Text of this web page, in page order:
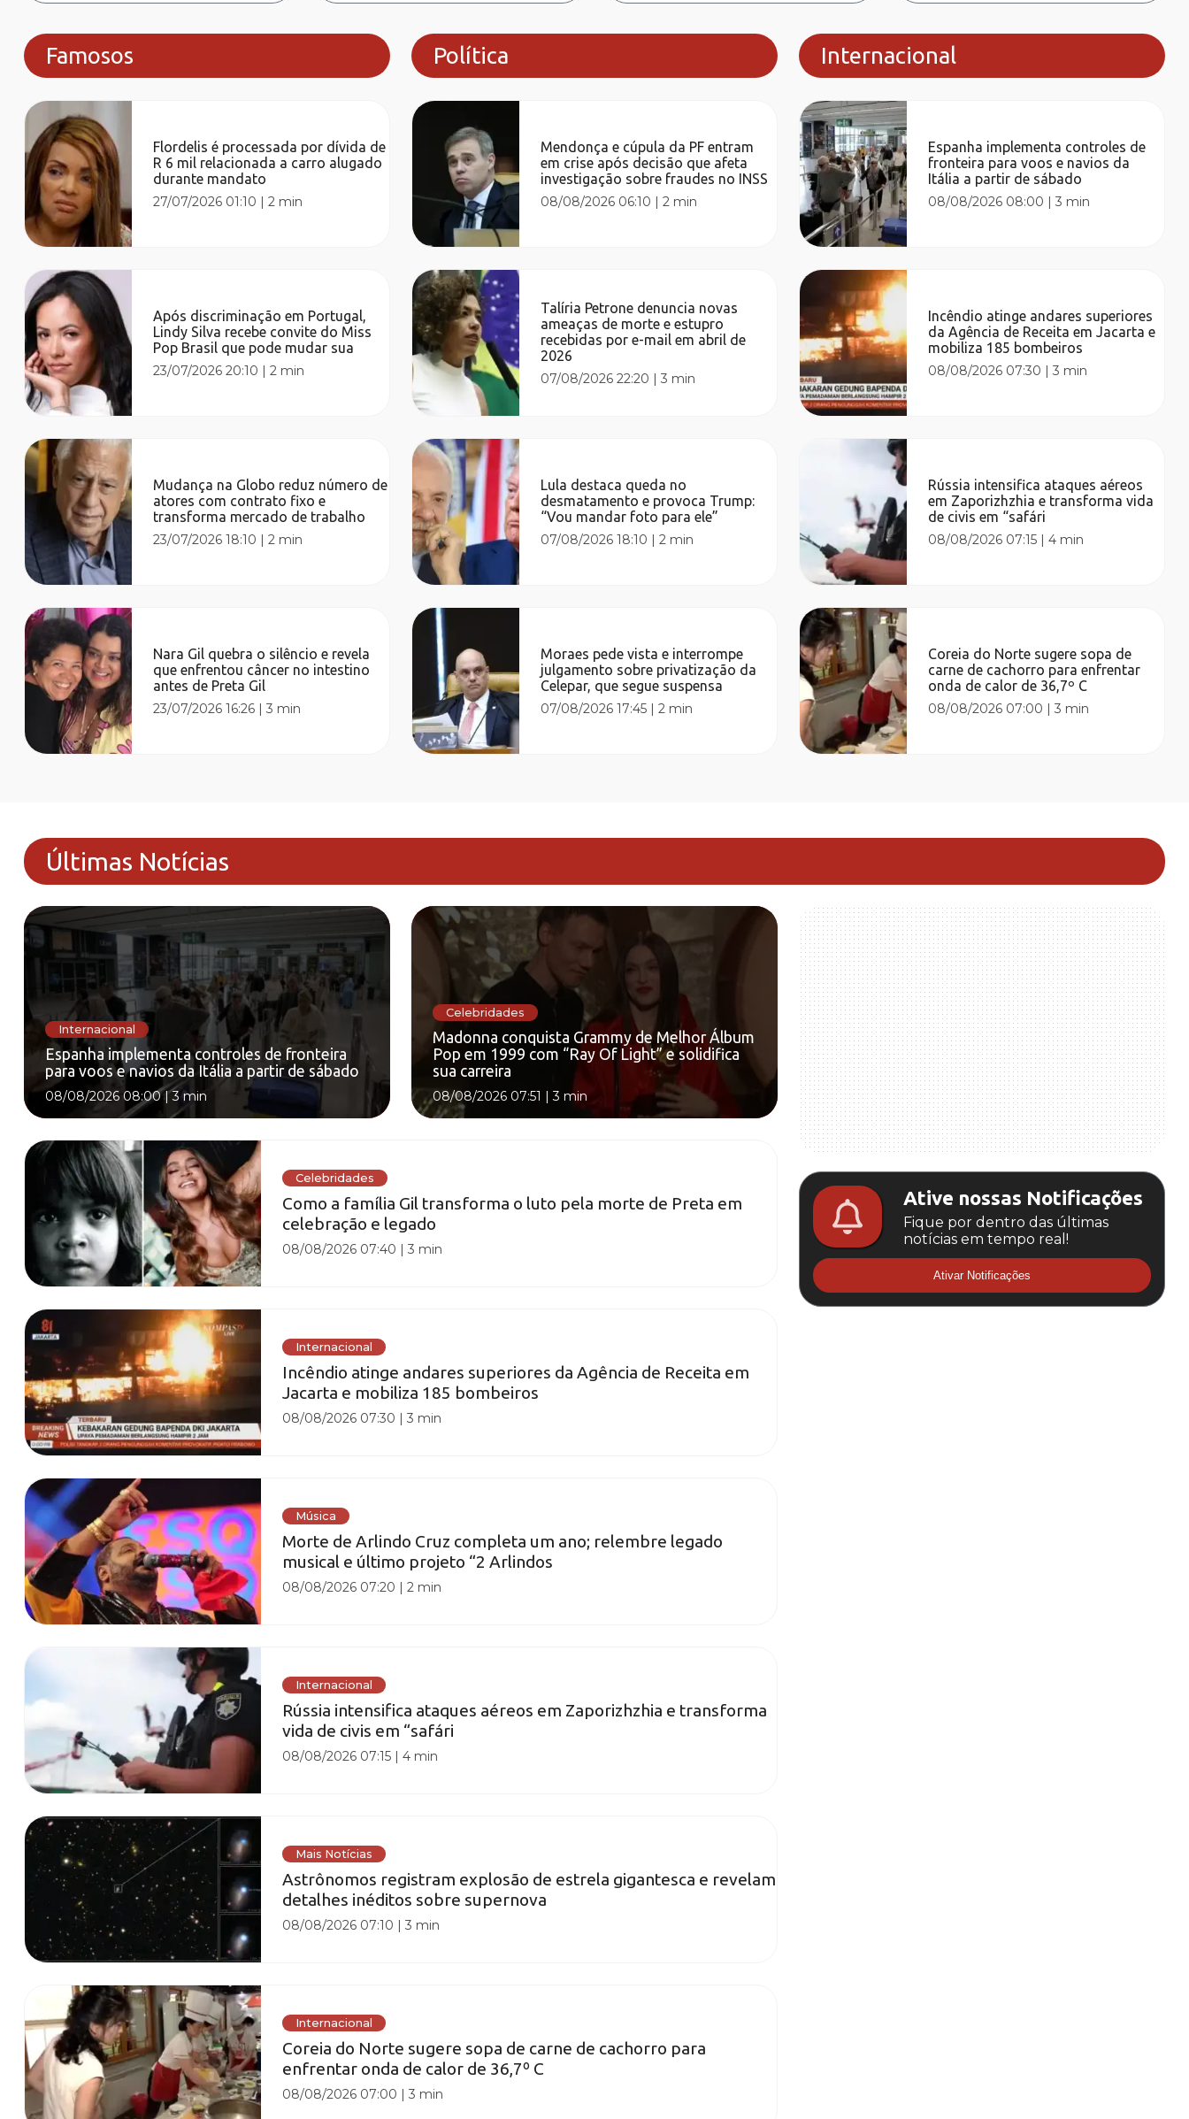
Famosos
Flordelis é processada por dívida de
R 6 mil relacionada a carro alugado
durante mandato
27/07/2026 01:10 |2 min
Após discriminação em Portugal,
Lindy Silva recebe convite do Miss
Pop Brasil que pode mudar sua
23/07/2026 20:10 |2 min
Mudança na Globo reduz número de
atores com contrato fixo e
transforma mercado de trabalho
23/07/2026 18:10 |2 min
Nara Gil quebra o silêncio e revela
que enfrentou câncer no intestino
antes de Preta Gil
23/07/2026 16:26 |3 min
Política
Mendonça e cúpula da PF entram
em crise após decisão que afeta
investigação sobre fraudes no INSS
08/08/2026 06:10 |2 min
Talíria Petrone denuncia novas
ameaças de morte e estupro
recebidas por e-mail em abril de
2026
07/08/2026 22:20 |3 min
Lula destaca queda no
desmatamento e provoca Trump:
“Vou mandar foto para ele”
07/08/2026 18:10 |2 min
Moraes pede vista e interrompe
julgamento sobre privatização da
Celepar, que segue suspensa
07/08/2026 17:45 |2 min
Internacional
Espanha implementa controles de
fronteira para voos e navios da
Itália a partir de sábado
08/08/2026 08:00 |3 min
Incêndio atinge andares superiores
da Agência de Receita em Jacarta e
mobiliza 185 bombeiros
08/08/2026 07:30 |3 min
Rússia intensifica ataques aéreos
em Zaporizhzhia e transforma vida
de civis em “safári
08/08/2026 07:15 |4 min
Coreia do Norte sugere sopa de
carne de cachorro para enfrentar
onda de calor de 36,7º C
08/08/2026 07:00 |3 min
Últimas Notícias
Internacional
Espanha implementa controles de fronteira
para voos e navios da Itália a partir de sábado
08/08/2026 08:00|3 min
Celebridades
Madonna conquista Grammy de Melhor Álbum
Pop em 1999 com “Ray Of Light” e solidifica
sua carreira
08/08/2026 07:51 |3 min
Celebridades
Como a família Gil transforma o luto pela morte de Preta em
celebração e legado
08/08/2026 07:40 |3 min
Internacional
Incêndio atinge andares superiores da Agência de Receita em
Jacarta e mobiliza 185 bombeiros
08/08/2026 07:30 |3 min
Música
Morte de Arlindo Cruz completa um ano; relembre legado
musical e último projeto “2 Arlindos
08/08/2026 07:20 |2 min
Internacional
Rússia intensifica ataques aéreos em Zaporizhzhia e transforma
vida de civis em “safári
08/08/2026 07:15 |4 min
Mais Notícias
Astrônomos registram explosão de estrela gigantesca e revelam
detalhes inéditos sobre supernova
08/08/2026 07:10 |3 min
Internacional
Coreia do Norte sugere sopa de carne de cachorro para
enfrentar onda de calor de 36,7º C
08/08/2026 07:00 |3 min
Ative nossas Notificações
Fique por dentro das últimas
notícias em tempo real!
Ativar Notificações